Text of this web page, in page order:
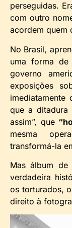
perseguidas.
com outro
acordem quem
No Brasil,
uma forma
governo
exposições
imediatamente
que a ditadura
assim”, que
mesma
transformá-la
Mas álbum
verdadeira
os torturados,
direito à